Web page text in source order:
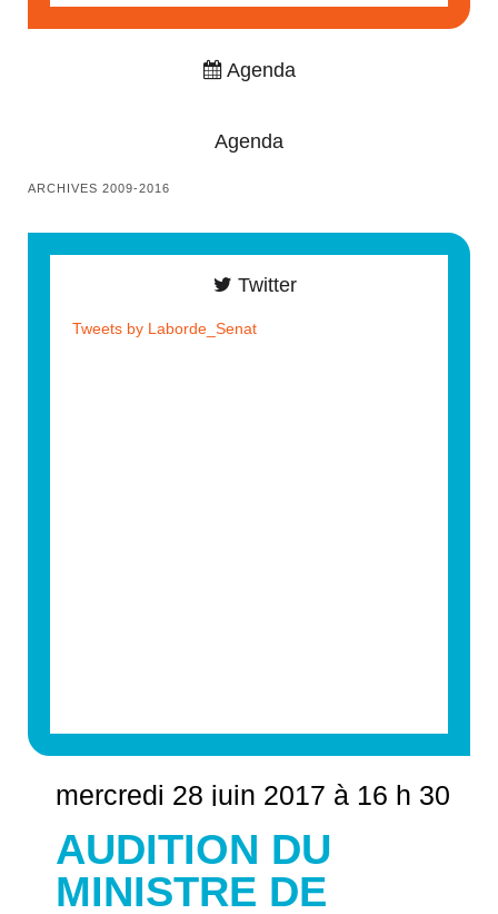
mercredi 28 juin 2017 à 16 h 30
AUDITION DU
MINISTRE DE
Agenda
Agenda
ARCHIVES 2009-2016
Twitter
Tweets by Laborde_Senat